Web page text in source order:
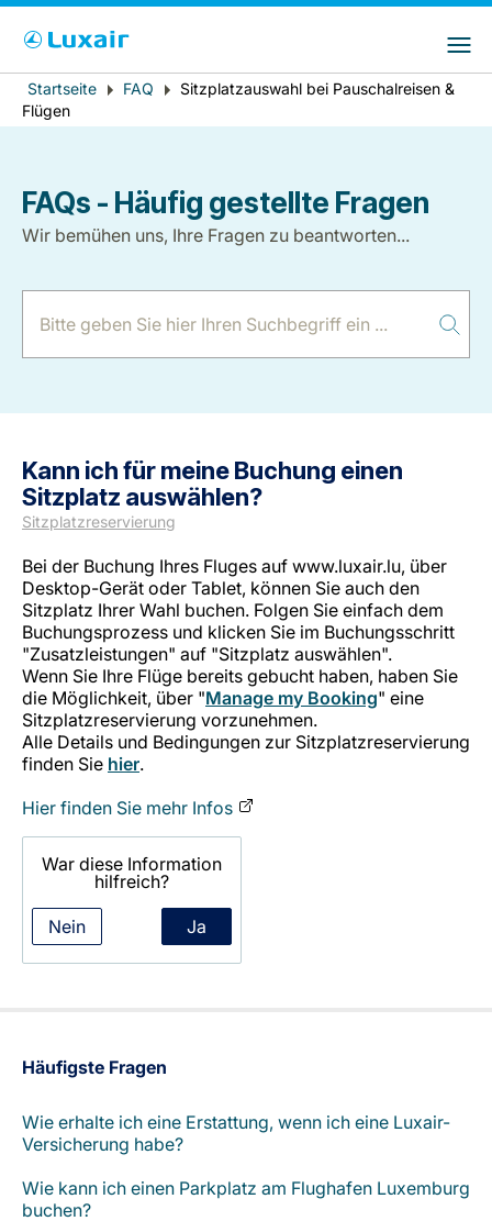
LuxairTours
LuxairGroup
und Ihre bevorzugte Sprache
Wohnsitz
Fehlermeldung
Breadcrumb
Startseite FAQ
Sitzplatzauswahl bei Pauschalreisen &
Flügen
FAQs - Häufig gestellte Fragen
Wir bemühen uns, Ihre Fragen zu beantworten...
Kann ich für meine Buchung einen
Sitzplatz auswählen?
Sitzplatzreservierung
Bei der Buchung Ihres Fluges auf www.luxair.lu, über
Desktop-Gerät oder Tablet, können Sie auch den
Sitzplatz Ihrer Wahl buchen. Folgen Sie einfach dem
Buchungsprozess und klicken Sie im Buchungsschritt
"Zusatzleistungen" auf "Sitzplatz auswählen".
Wenn Sie Ihre Flüge bereits gebucht haben, haben Sie
die Möglichkeit, über "Manage my Booking" eine
Sitzplatzreservierung vorzunehmen.
Alle Details und Bedingungen zur Sitzplatzreservierung
finden Sie hier.
Hier finden Sie mehr Infos
War diese Information
hilfreich?
Nein Ja
Häufigste Fragen
Wie erhalte ich eine Erstattung, wenn ich eine Luxair-
Versicherung habe?
Wie kann ich einen Parkplatz am Flughafen Luxemburg
buchen?